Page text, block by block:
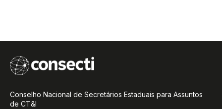
Conselho Nacional de Secretários Estaduais para Assuntos
de CT&I